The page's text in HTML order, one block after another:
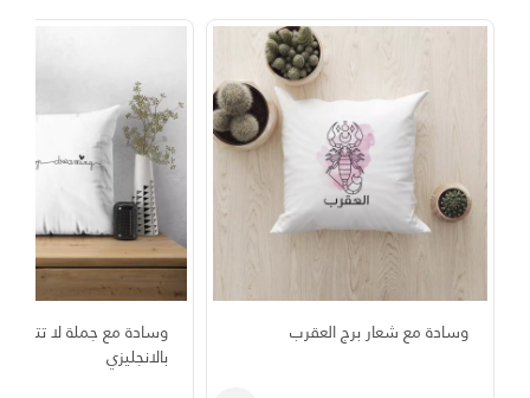
وسادة مع شعار برج العقرب
وسادة مع جملة لا
بالانجليزي